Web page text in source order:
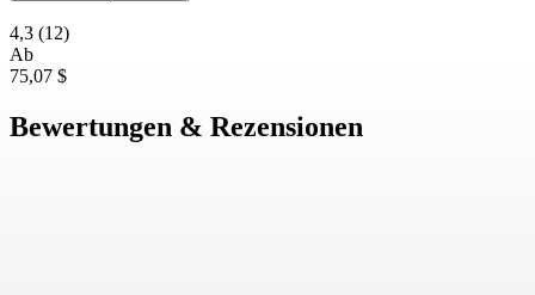
4,3 (12)
Ab
75,07 $
Bewertungen & Rezensionen